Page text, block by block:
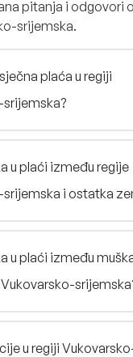
pitanja i odgovori
srijemska.
plaća u regiji
u plaći između regije
i ostatka
u plaći između
u regiji